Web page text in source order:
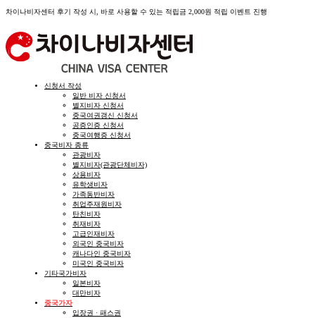
차이나비자센터 후기 작성 시, 바로 사용할 수 있는 적립금 2,000원 적립 이벤트 진행
신청서 작성
일반 비자 신청서
별지비자 신청서
중국여권갱신 신청서
공증인증 신청서
중국여행증 신청서
중국비자 종류
관광비자
별지비자(관광단체비자)
상용비자
유학생비자
가족동반비자
취업주재원비자
탄친비자
취재비자
고급인재비자
외국인 중국비자
캐나다인 중국비자
미국인 중국비자
기타국가비자
일본비자
대만비자
중국가자
입장권 · 패스권